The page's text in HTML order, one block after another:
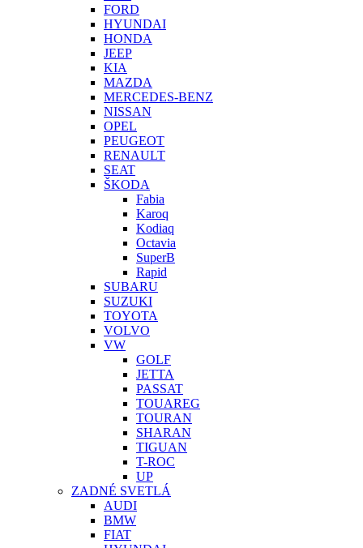
FORD
HYUNDAI
HONDA
JEEP
KIA
MAZDA
MERCEDES-BENZ
NISSAN
OPEL
PEUGEOT
RENAULT
SEAT
ŠKODA
Fabia
Karoq
Kodiaq
Octavia
SuperB
Rapid
SUBARU
SUZUKI
TOYOTA
VOLVO
VW
GOLF
JETTA
PASSAT
TOUAREG
TOURAN
SHARAN
TIGUAN
T-ROC
UP
ZADNÉ SVETLÁ
AUDI
BMW
FIAT